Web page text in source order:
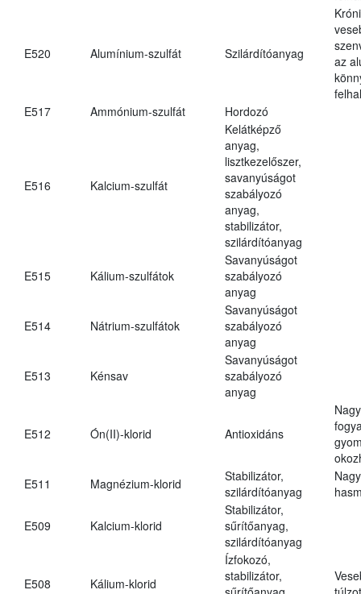
E520 Alumínium-szulfát Szilárdítóanyag
az
E517
Ammónium-szulfát Hordozó
E516 Kalcium-szulfát
Kelátképző
anyag,
lisztkezelőszer,
savanyúságot
szabályozó
anyag,
stabilizátor,
szilárdítóanyag
E515 Kálium-szulfátok
Savanyúságot
szabályozó
anyag
E514 Nátrium-szulfátok
Savanyúságot
szabályozó
anyag
E513 Kénsav
Savanyúságot
szabályozó
anyag
E512 Ón(II)-klorid Antioxidáns
E511
Magnézium-klorid
Stabilizátor,
szilárdítóanyag
E509 Kalcium-klorid
Stabilizátor,
sűrítőanyag,
szilárdítóanyag
E508 Kálium-klorid
Ízfokozó,
stabilizátor,